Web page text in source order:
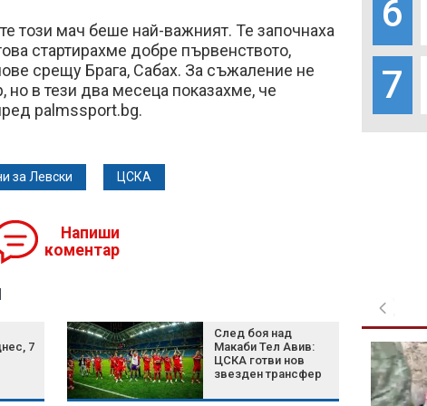
този мач беше най-важният. Те започнаха
стартирахме добре първенството,
срещу Брага, Сабах. За съжаление не
в тези два месеца показахме, че
palmssport.bg.
за Левски ЦСКА
Напиши
коментар
6
7
7
След боя над
Макаби Тел Авив:
ЦСКА готви нов
звезден трансфер
Белият дом избра
затворените AI
модели пред
отворените